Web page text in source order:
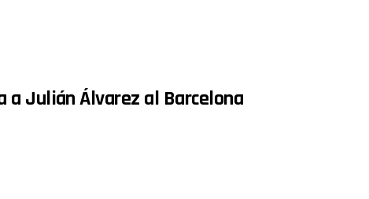
a Julián Álvarez al Barcelona